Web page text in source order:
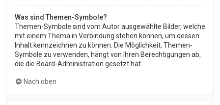
Was sind Themen-Symbole?
Themen-Symbole sind vom Autor ausgewählte Bilder, welche
mit einem Thema in Verbindung stehen können, um dessen
Inhalt kennzeichnen zu können. Die Möglichkeit, Themen-
Symbole zu verwenden, hängt von Ihren Berechtigungen ab,
die die Board-Administration gesetzt hat.
Nach oben